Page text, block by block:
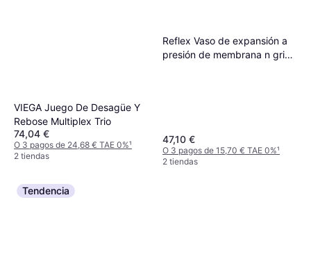
VIEGA Juego De Desagüe Y
Rebose Multiplex Trio
74,04 €
O 3 pagos de 24,68 € TAE 0%¹
2 tiendas
Reflex Vaso de expansión a
presión de membrana n gris,
47,10 €
O 3 pagos de 15,70 € TAE 0%¹
2 tiendas
Tendencia